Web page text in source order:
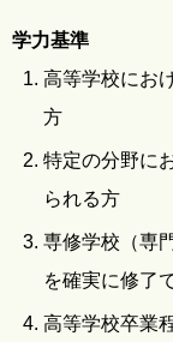
学力基準
高等学校にお
方
特定の分野に
られる方
専修学校（専
を確実に修了
高等学校卒業